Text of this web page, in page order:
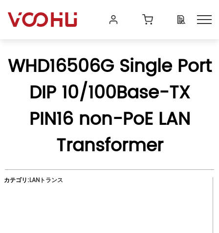
WHD16506G Single Port
DIP 10/100Base-TX
PIN16 non-PoE LAN
Transformer
カテゴリ:LANトランス